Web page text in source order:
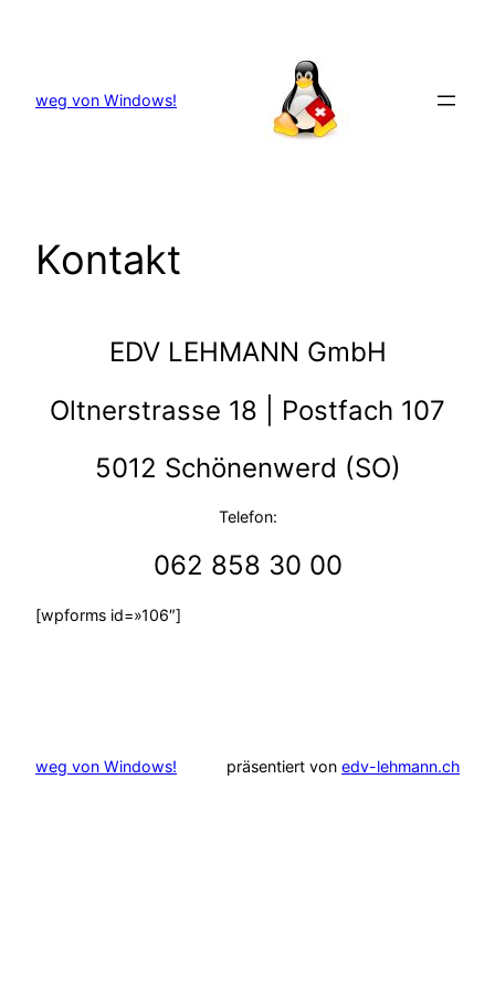
weg von Windows!
Kontakt
EDV LEHMANN GmbH
Oltnerstrasse 18 | Postfach 107
5012 Schönenwerd (SO)
Telefon:
062 858 30 00
[wpforms id=»106″]
weg von Windows! präsentiert von edv-lehmann.ch